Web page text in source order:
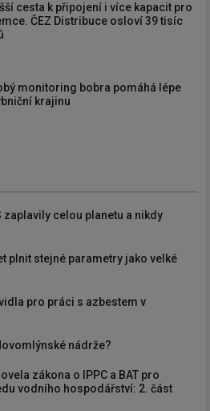
cesta k připojení i více kapacit pro
ČEZ Distribuce osloví 39 tisíc
monitoring bobra pomáhá lépe
krajinu
zaplavily celou planetu a nikdy
plnit stejné parametry jako velké
pro práci s azbestem v
nádrže?
zákona o IPPC a BAT pro
vodního hospodářství: 2. část